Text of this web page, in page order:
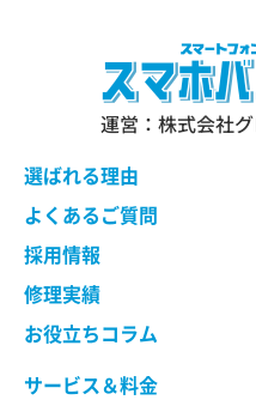
運営：株式会社
選ばれる理由
よくあるご質問
採用情報
修理実績
お役立ちコラム
サービス＆料金